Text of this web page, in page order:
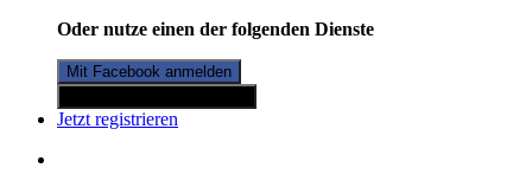
Oder nutze einen der folgenden Dienste
Mit Facebook anmelden
Jetzt registrieren